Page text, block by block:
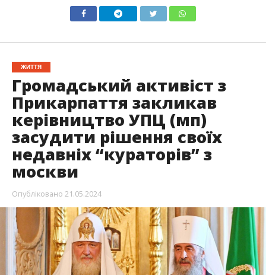
ЖИТТЯ
Громадський активіст з
Прикарпаття закликав
керівництво УПЦ (мп)
засудити рішення своїх
недавніх “кураторів” з
москви
Опубліковано 21.05.2024